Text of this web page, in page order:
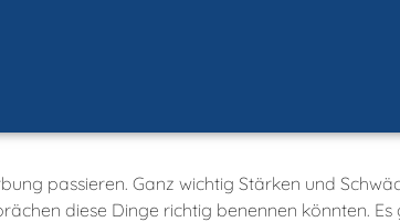
passieren. Ganz wichtig Stärken und
diese Dinge richtig benennen könnten.